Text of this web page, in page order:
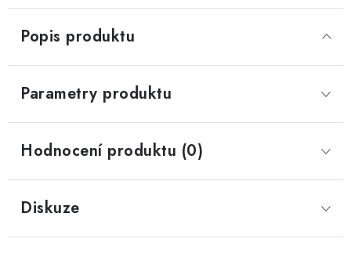
Popis produktu
Parametry produktu
Hodnocení produktu (0)
Diskuze